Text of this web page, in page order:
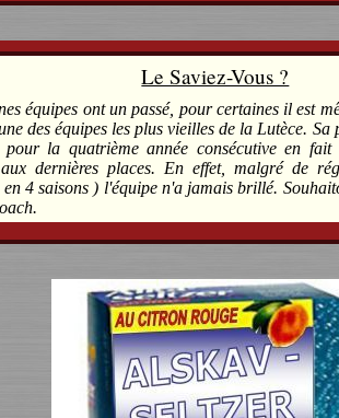
Le Saviez-Vous ?
équipes ont un passé, pour certaines il est
des équipes les plus vieilles de la Lutèce. Sa
pour la quatrième année consécutive en fait
dernières places. En effet, malgré de
4 saisons ) l'équipe n'a jamais brillé.